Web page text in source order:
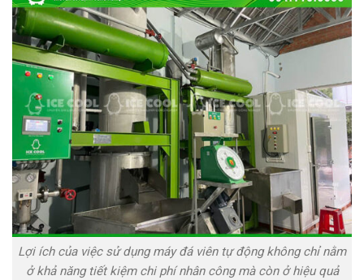
Lợi ích của việc sử dụng máy đá viên tự động không chỉ nằm
ở khả năng tiết kiệm chi phí nhân công mà còn ở hiệu quả